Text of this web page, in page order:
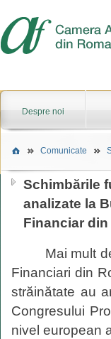
Despre noi
Comunicate
Schimbările
analizate la
Financiar
Mai mult
Financiari din
străinătate au
Congresului
nivel european